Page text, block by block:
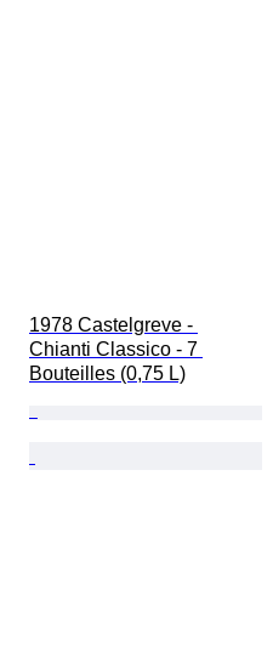
1978 Castelgreve -
Chianti Classico - 7
Bouteilles (0,75 L)